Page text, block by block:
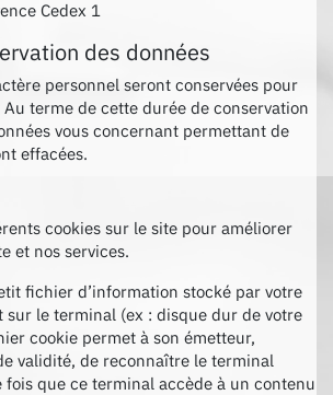
Cedex 1
des données
personnel seront conservées pour
terme de cette durée de conservation
vous concernant permettant de
effacées.
cookies sur le site pour améliorer
et nos services.
fichier d’information stocké par votre
le terminal (ex : disque dur de votre
cookie permet à son émetteur,
validité, de reconnaître le terminal
fois que ce terminal accède à un contenu